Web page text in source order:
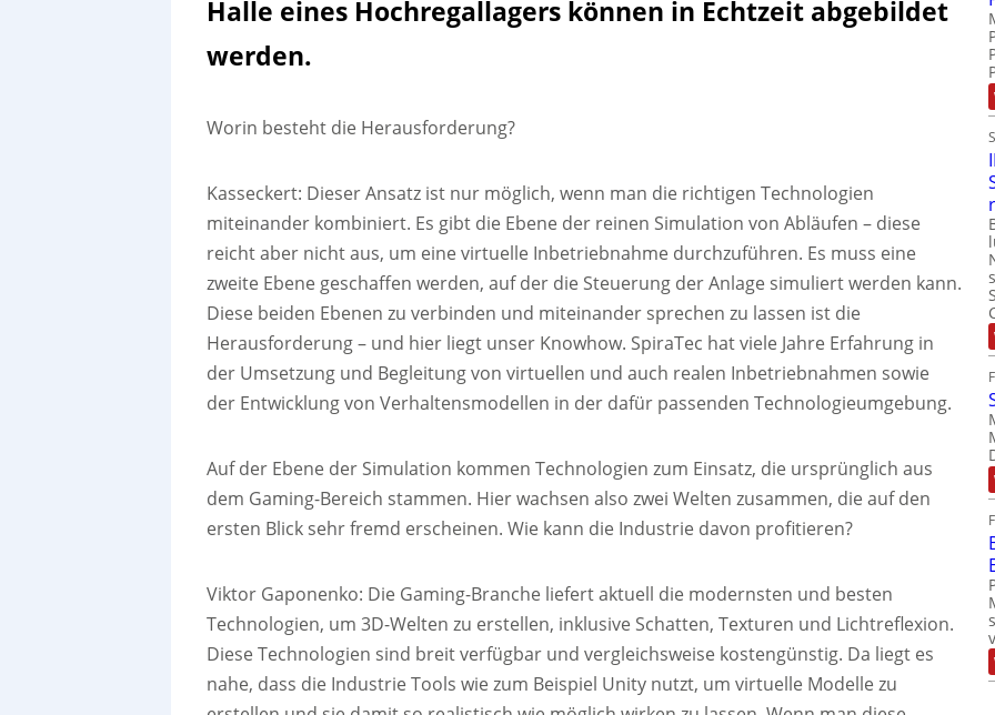
Halle eines Hochregallagers können in Echtzeit abgebildet
werden.
Worin besteht die Herausforderung?
Kasseckert: Dieser Ansatz ist nur möglich, wenn man die richtigen Technologien
miteinander kombiniert. Es gibt die Ebene der reinen Simulation von Abläufen – diese
reicht aber nicht aus, um eine virtuelle Inbetriebnahme durchzuführen. Es muss eine
zweite Ebene geschaffen werden, auf der die Steuerung der Anlage simuliert werden kann.
Diese beiden Ebenen zu verbinden und miteinander sprechen zu lassen ist die
Herausforderung – und hier liegt unser Knowhow. SpiraTec hat viele Jahre Erfahrung in
der Umsetzung und Begleitung von virtuellen und auch realen Inbetriebnahmen sowie
der Entwicklung von Verhaltensmodellen in der dafür passenden Technologieumgebung.
Auf der Ebene der Simulation kommen Technologien zum Einsatz, die ursprünglich aus
dem Gaming-Bereich stammen. Hier wachsen also zwei Welten zusammen, die auf den
ersten Blick sehr fremd erscheinen. Wie kann die Industrie davon profitieren?
Viktor Gaponenko: Die Gaming-Branche liefert aktuell die modernsten und besten
Technologien, um 3D-Welten zu erstellen, inklusive Schatten, Texturen und Lichtreflexion.
Diese Technologien sind breit verfügbar und vergleichsweise kostengünstig. Da liegt es
nahe, dass die Industrie Tools wie zum Beispiel Unity nutzt, um virtuelle Modelle zu